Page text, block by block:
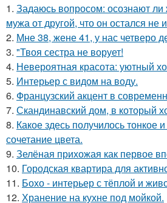
1. Задаюсь вопросом: осознают
мужа от другой, что он остался не
2. Мне 38, жене 41, у нас четверо
3. "Твоя сестра не ворует!
4. Невероятная красота: уютный
5. Интерьер с видом на воду.
6. Французский акцент в
7. Скандинавский дом, в который
8. Какое здесь получилось тонкое
сочетание цвета.
9. Зелёная прихожая как первое
10. Городская квартира для
11. Бохо - интерьер с тёплой и
12. Хранение на кухне под мойкой.